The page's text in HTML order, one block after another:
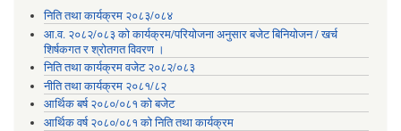
निति तथा कार्यक्रम २०८३/०८४
आ.व. २०८२/०८३ को कार्यक्रम/परियोजना अनुसार बजेट बिनियोजन / खर्च
शिर्षकगत र श्रोतगत विवरण ।
निति तथा कार्यक्रम वजेट २०८२/०८३
नीति तथा कार्यक्रम २०८१/८२
आर्थिक बर्ष २०८०/०८१ को बजेट
आर्थिक वर्ष २०८०/०८१ को निति तथा कार्यक्रम